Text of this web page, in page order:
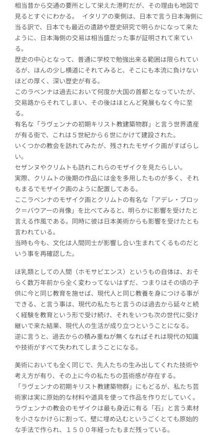
相当昔から交通の要所として栄えた港町だが、その理由も地図で
見るとすぐにわかる。 イタリアの東側は、日本で言う日本海側に
当る訳で、日本でも最近の遺跡や歴史研究で明らかになって来た
ように、日本海側の交易は相当盛だった事が証明されて来てい
る。
歴史の中心となって、普通に学校で勉強出来る範囲は限られてい
るが、ほんの少し横道にそれてみると、そこにも本流に負けない
ほどの厚く、深い歴史が有る。
このラベンナは過去において何度か大国の首都となっていたが、
交易路からそれてしまい、その後はほとんど発展もなく今に至
る。
有名な「ラヴェンナの初期キリスト教建築物群」と言う世界遺産
が有る街で、これは５世紀から６世にかけて建設された。
いくつかの教会を訪れてみたが、残されたモザイク画がすばらし
い。
セザンヌやクリムトも訪れこれらのモザイクを見たらしい。
実際、クリムトの後期の作品には金を多用したものが多く、それ
もまるでモザイク画のように配置してある。
ここラベンナのモザイク画とクリムトの有名な「アデレ・ブロッ
ク＝バウアーの肖像」を比べてみると、明らかに影響を受けたと
言える作風である。同時に彼は日本美術からも影響を受けたとも
言われている。
当時も今も、文化は人間同士が影響し合い生まれてくるものだと
いう事を再確認した。
ほ乳類としての人間（ホモサピエンス）というもの自体は、おそ
らく数万年前から全く変わってないはずだ、つまりはその頃の子
供に今と同じ教育を施せば、現代人と同じ教養を身につける事が
できる、と言う事は、現代の私たちと言うのは過去から延々と続
く経験を教育という形で受け続け、それをいつも次の世代に受け
継いで来た結果、現代人の生活が成り立つということになる。
逆に言うと、過去からの積み重ねが無くなればそれは現代の知識
や技術がすべて失われてしまうことになる。
美術においても全く同じで、先人たちの生み出してくれた技術や
考え方が有り、その上に今の私たちの芸術感が存在する。
「ラヴェンナの初期キリスト教建築物群」にもどるが、私たち芸
術家は実に原始的な材料や道具を使って作品を作りだしていく。
ラヴェンナの教会のモザイクは最も身近に有る「石」と言う素材
を小さなかけらに割って、壁に埋め込むというごくとても原始的
な手法で作られ、１５００年経ったもまだ残っている。